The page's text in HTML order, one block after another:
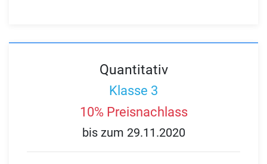
Quantitativ
Klasse 3
10% Preisnachlass
bis zum 29.11.2020